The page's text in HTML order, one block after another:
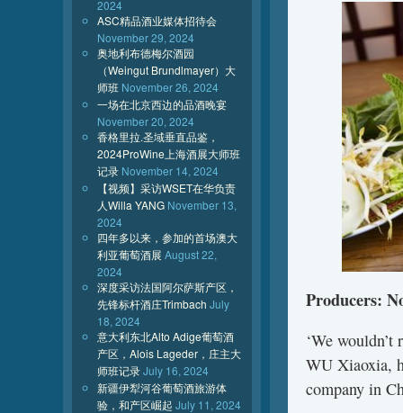
Producers:
‘We
WU Xiaoxia,
company in
2024
ASC精品酒业媒体招待会
November 29, 2024
奥地利布德梅尔酒园
（Weingut Brundlmayer）大
师班 November 26, 2024
一场在北京西边的品酒晚宴
November 20, 2024
香格里拉.圣域垂直品鉴，
2024ProWine上海酒展大师班
记录 November 14, 2024
【视频】采访WSET在华负责
人Willa YANG November 13,
2024
四年多以来，参加的首场澳大
利亚葡萄酒展 August 22,
2024
深度采访法国阿尔萨斯产区，
先锋标杆酒庄Trimbach July
18, 2024
意大利东北Alto Adige葡萄酒
产区，Alois Lageder，庄主大
师班记录July 16, 2024
新疆伊犁河谷葡萄酒旅游体
验，和产区崛起 July 11, 2024